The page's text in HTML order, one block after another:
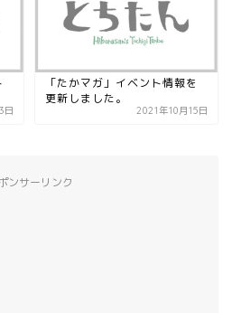
日
「たかマガ」イベント情報を
更新しました。
2021年10月15日
ンサーリンク